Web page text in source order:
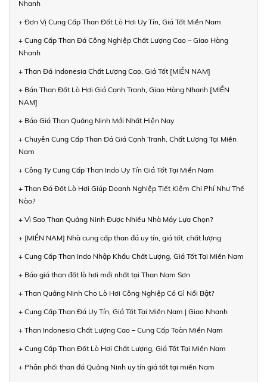
Nhanh
+ Đơn Vị Cung Cấp Than Đốt Lò Hơi Uy Tín, Giá Tốt Miền Nam
+ Cung Cấp Than Đá Công Nghiệp Chất Lượng Cao – Giao Hàng
Nhanh
+ Than Đá Indonesia Chất Lượng Cao, Giá Tốt [MIỀN NAM]
+ Bán Than Đốt Lò Hơi Giá Cạnh Tranh, Giao Hàng Nhanh [MIỀN
NAM]
+ Báo Giá Than Quảng Ninh Mới Nhất Hiện Nay
+ Chuyên Cung Cấp Than Đá Giá Cạnh Tranh, Chất Lượng Tại Miền
Nam
+ Công Ty Cung Cấp Than Indo Uy Tín Giá Tốt Tại Miền Nam
+ Than Đá Đốt Lò Hơi Giúp Doanh Nghiệp Tiết Kiệm Chi Phí Như Thế
Nào?
+ Vì Sao Than Quảng Ninh Được Nhiều Nhà Máy Lựa Chọn?
+ [MIỀN NAM] Nhà cung cấp than đá uy tín, giá tốt, chất lượng
+ Cung Cấp Than Indo Nhập Khẩu Chất Lượng, Giá Tốt Tại Miền Nam
+ Báo giá than đốt lò hơi mới nhất tại Than Nam Sơn
+ Than Quảng Ninh Cho Lò Hơi Công Nghiệp Có Gì Nổi Bật?
+ Cung Cấp Than Đá Uy Tín, Giá Tốt Tại Miền Nam | Giao Nhanh
+ Than Indonesia Chất Lượng Cao – Cung Cấp Toàn Miền Nam
+ Cung Cấp Than Đốt Lò Hơi Chất Lượng, Giá Tốt Tại Miền Nam
+ Phân phối than đá Quảng Ninh uy tín giá tốt tại miền Nam